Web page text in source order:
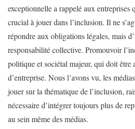
exceptionnelle a rappelé aux entreprises
crucial à jouer dans l’inclusion. Il ne
répondre aux obligations légales, mais
responsabilité collective. Promouvoir
politique et sociétal majeur, qui doit être
d’entreprise. Nous l’avons vu, les
jouer sur la thématique de l’inclusion,
nécessaire d’intégrer toujours plus de
au sein même des médias.